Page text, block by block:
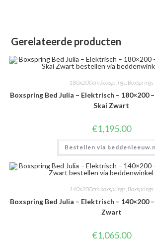
Gerelateerde producten
180x200cm boxsprings, Boxsprings
Boxspring Bed Julia – Elektrisch – 180×200
Skai Zwart
€1,195.00
Bestellen via
140x200cm boxsprings Boxsprings
Boxspring Bed Julia – Elektrisch – 140×200
Zwart
€1,065.00